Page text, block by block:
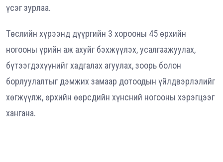
үсэг зурлаа.
Төслийн хүрээнд дүүргийн 3 хорооны 45 өрхийн
ногооны үрийн аж ахуйг бэхжүүлэх, усалгаажуулах,
бүтээгдэхүүнийг хадгалах агуулах, зоорь болон
борлуулалтыг дэмжих замаар дотоодын үйлдвэрлэлийг
хөгжүүлж, өрхийн өөрсдийн хүнсний ногооны хэрэгцээг
хангана.